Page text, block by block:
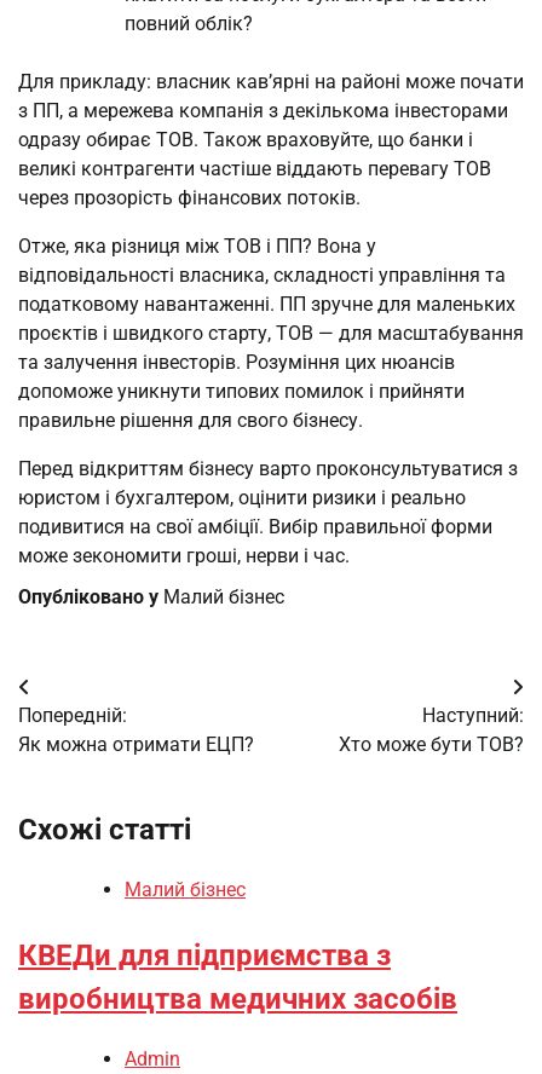
повний облік?
Для прикладу: власник кав’ярні на районі може почати
з ПП, а мережева компанія з декількома інвесторами
одразу обирає ТОВ. Також враховуйте, що банки і
великі контрагенти частіше віддають перевагу ТОВ
через прозорість фінансових потоків.
Отже, яка різниця між ТОВ і ПП? Вона у
відповідальності власника, складності управління та
податковому навантаженні. ПП зручне для маленьких
проєктів і швидкого старту, ТОВ — для масштабування
та залучення інвесторів. Розуміння цих нюансів
допоможе уникнути типових помилок і прийняти
правильне рішення для свого бізнесу.
Перед відкриттям бізнесу варто проконсультуватися з
юристом і бухгалтером, оцінити ризики і реально
подивитися на свої амбіції. Вибір правильної форми
може зекономити гроші, нерви і час.
Опубліковано у Малий бізнес
Навігація
записів
Попередній:
Як можна отримати ЕЦП?
Наступний:
Хто може бути ТОВ?
Схожі статті
Малий бізнес
КВЕДи для підприємства з
виробництва медичних засобів
Admin